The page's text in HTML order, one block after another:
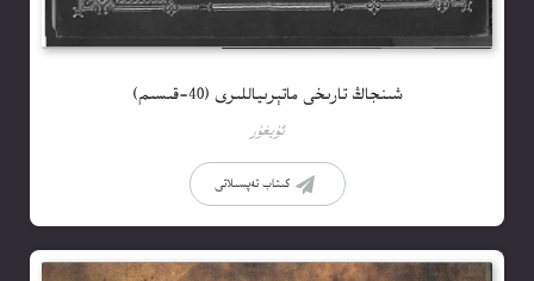
شىنجاڭ تارىخى ماتېرىياللىرى (40-قىسىم)
ئۇيغۇر
كىتاب تەپسىلاتى